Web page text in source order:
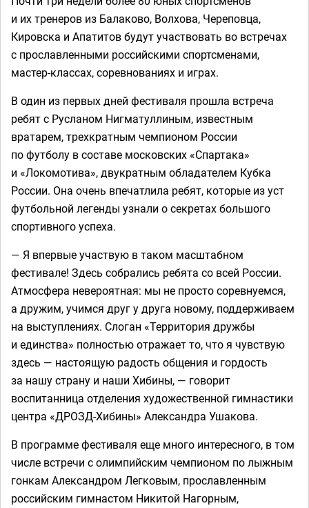
и их тренеров из Балаково, Волхова, Череповца,
Кировска и Апатитов будут участвовать во встречах
с прославленными российскими спортсменами,
мастер-классах, соревнованиях и играх.
В один из первых дней фестиваля прошла встреча
ребят с Русланом Нигматуллиным, известным
вратарем, трехкратным чемпионом России
по футболу в составе московских «Спартака»
и «Локомотива», двукратным обладателем Кубка
России. Она очень впечатлила ребят, которые из уст
футбольной легенды узнали о секретах большого
спортивного успеха.
— Я впервые участвую в таком масштабном
фестивале! Здесь собрались ребята со всей России.
Атмосфера невероятная: мы не просто соревнуемся,
а дружим, учимся друг у друга новому, поддерживаем
на выступлениях. Слоган «Территория дружбы
и единства» полностью отражает то, что я чувствую
здесь — настоящую радость общения и гордость
за нашу страну и наши Хибины, — говорит
воспитанница отделения художественной гимнастики
центра «ДРОЗД-Хибины» Александра Ушакова.
В программе фестиваля еще много интересного, в том
числе встречи с олимпийским чемпионом по лыжным
гонкам Александром Легковым, прославленным
российским гимнастом Никитой Нагорным,